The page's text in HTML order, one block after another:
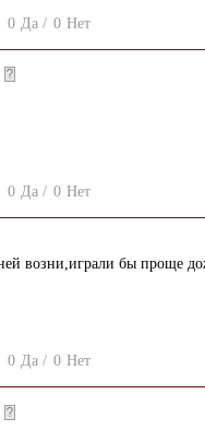
0 Да / 0 Нет
0 Да / 0 Нет
возни,играли бы проще
0 Да / 0 Нет